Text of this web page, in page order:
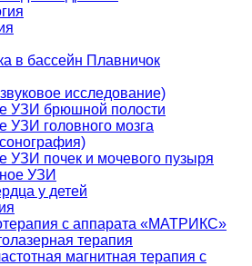
в бассейн Плавничок
исследование)
УЗИ брюшной полости
УЗИ головного мозга
УЗИ почек и мочевого пузыря
УЗИ
у детей
с аппарата «МАТРИКС»
терапия
магнитная терапия с